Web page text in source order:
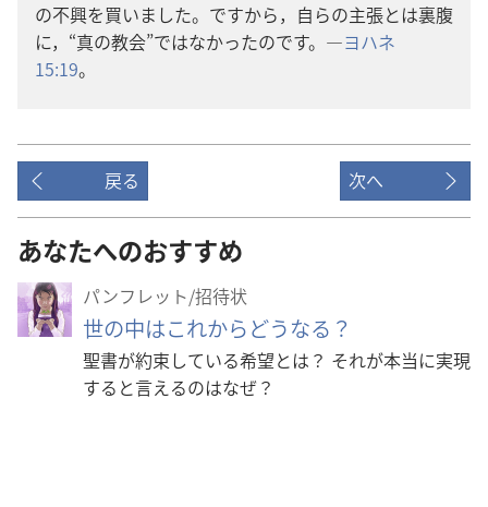
の不興を買いました。ですから，自らの主張とは裏腹
に，“真の教会”ではなかったのです。―ヨハネ
15:19。
戻る 次へ
あなたへのおすすめ
パンフレット/招待状
世の中はこれからどうなる？
聖書が約束している希望とは？ それが本当に実現
すると言えるのはなぜ？